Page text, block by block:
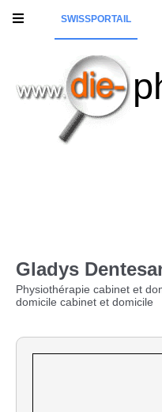
SWISSPORTAIL
Gladys
Physiothérapie cabinet et
domicile cabinet et domicile